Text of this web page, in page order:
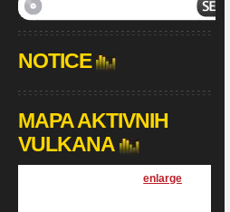
NOTICE
MAPA AKTIVNIH
VULKANA
[enlarge